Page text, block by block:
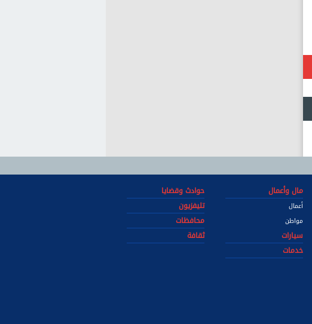
مال وأعمال
أعمال
مواطن
حوادث وقضايا
تليفزيون
محافظات
سيارات
ثقافة
خدمات